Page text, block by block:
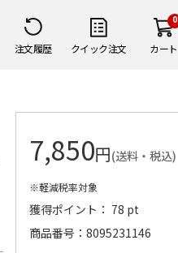
注文履歴 クイック注文
0
カート
7,850円(送料・税込)
※軽減税率対象
獲得ポイント： 78 pt
商品番号
8095231146